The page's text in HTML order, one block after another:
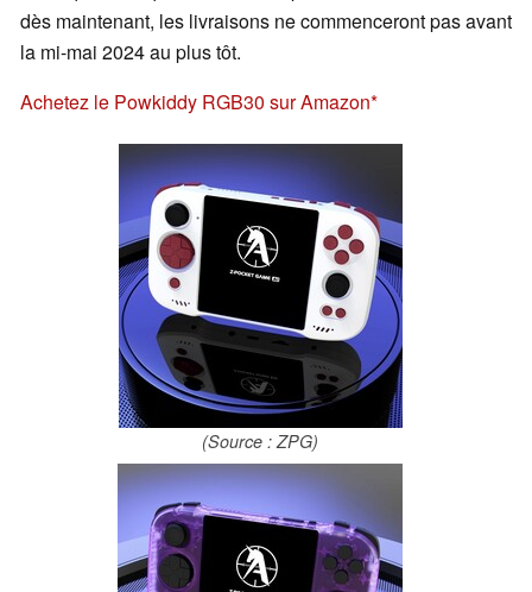
dès maintenant, les livraisons ne commenceront pas avant
la mi-mai 2024 au plus tôt.
Achetez le Powkiddy RGB30 sur Amazon
(Source : ZPG)